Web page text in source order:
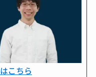
こちら